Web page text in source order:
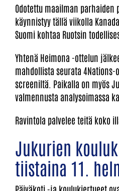
Odotettu maailman
käynnistyy tällä viikolla
Suomi kohtaa Ruotsin
Yhtenä Heimona -ottelun
mahdollista seurata 4Nations-
screeniltä. Paikalla on myös
valmennusta analysoimassa
Ravintola palvelee teitä koko
Jukurien
tiistaina 11.